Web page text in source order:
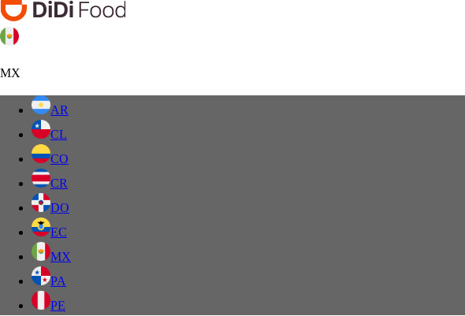
MX
AR
CL
CO
CR
DO
EC
MX
PA
PE